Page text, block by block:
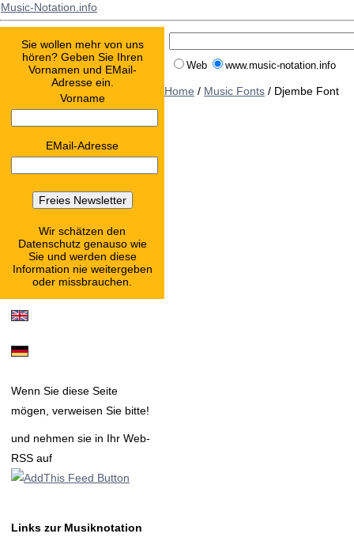
Music-Notation.info
Sie wollen mehr von uns
hören? Geben Sie Ihren
Vornamen und EMail-
Adresse ein.
Vorname
EMail-Adresse
Wir schätzen den
Datenschutz genauso wie
Sie und werden diese
Information nie weitergeben
oder missbrauchen.
Wenn Sie diese Seite
mögen, verweisen Sie bitte!
und nehmen sie in Ihr Web-
RSS auf
Links zur Musiknotation
Web www.music-notation.info
Home / Music Fonts / Djembe Font